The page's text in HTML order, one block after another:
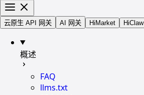
云原生 API 网关 AI 网关 HiMarket HiClaw
概述
FAQ
llms.txt